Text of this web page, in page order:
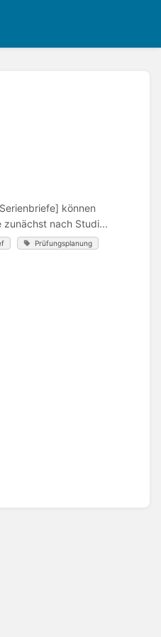
können
zunächst nach Studi...
Prüfungsplanung